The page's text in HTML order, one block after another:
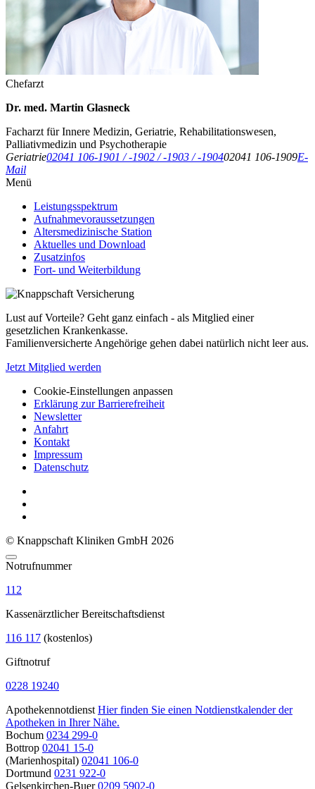
Chefarzt
Dr. med. Martin Glasneck
Facharzt für Innere Medizin, Geriatrie, Rehabilitationswesen,
Palliativmedizin und Psychotherapie
Geriatrie02041 106-1901 / -1902 / -1903 / -190402041 106-1909E-
Mail
Menü
Leistungsspektrum
Aufnahmevoraussetzungen
Altersmedizinische Station
Aktuelles und Download
Zusatzinfos
Fort- und Weiterbildung
Lust auf Vorteile? Geht ganz einfach - als Mitglied einer
gesetzlichen Krankenkasse.
Familienversicherte Angehörige gehen dabei natürlich nicht leer aus.
Jetzt Mitglied werden
Cookie-Einstellungen anpassen
Erklärung zur Barrierefreiheit
Newsletter
Anfahrt
Kontakt
Impressum
Datenschutz
© Knappschaft Kliniken GmbH 2026
Notrufnummer
112
Kassenärztlicher Bereitschaftsdienst
116 117 (kostenlos)
Giftnotruf
0228 19240
Apothekennotdienst Hier finden Sie einen Notdienstkalender der
Apotheken in Ihrer Nähe.
Bochum 0234 299-0
Bottrop 02041 15-0
(Marienhospital) 02041 106-0
Dortmund 0231 922-0
Gelsenkirchen-Buer 0209 5902-0